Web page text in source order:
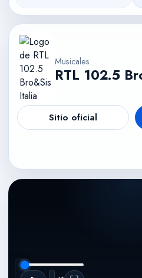
Musicales
RTL 102.5
Sitio oficial